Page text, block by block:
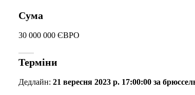
Сума
30 000 000 ЄВРО
Терміни
Дедлайн: 21 вересня 2023 р. 17:00:00 за